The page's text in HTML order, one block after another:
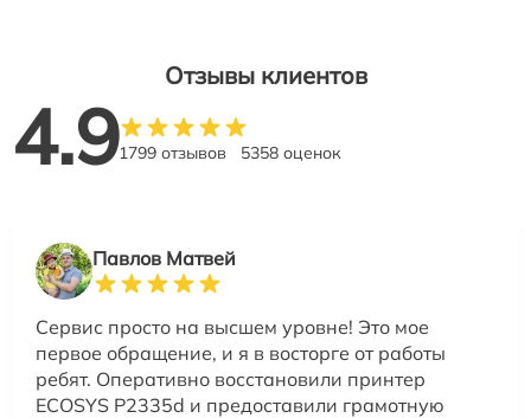
Отзывы клиентов
4.91799 отзывов 5358 оценок
Павлов Матвей
Сервис просто на высшем уровне! Это мое
первое обращение, и я в восторге от работы
ребят. Оперативно восстановили принтер
ECOSYS P2335d и предоставили грамотную